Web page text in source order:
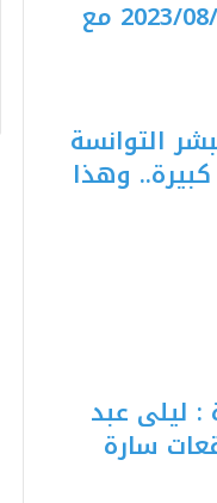
حظك اليوم الإربعاء 2023/08/16 مع
التوانسة
وهذا
ليلى عبد
سارة